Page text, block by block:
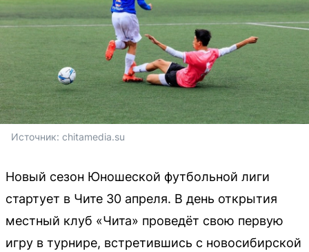
Источник: chitamedia.su
Новый сезон Юношеской футбольной лиги
стартует в Чите 30 апреля. В день открытия
местный клуб «Чита» проведёт свою первую
игру в турнире, встретившись с новосибирской